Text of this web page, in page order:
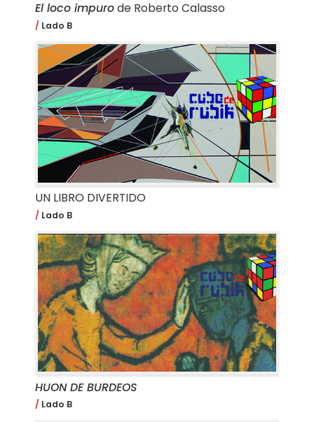
El loco impurode Roberto Calasso
Lado B
UN LIBRO DIVERTIDO
Lado B
HUON DE BURDEOS
Lado B